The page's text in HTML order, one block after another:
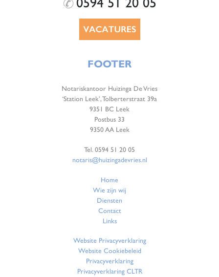
FOOTER
Notariskantoor Huizinga De Vries
‘Station Leek’, Tolberterstraat 39a
9351 BC Leek
Postbus 33
9350 AA Leek
Tel. 0594 51 20 05
notaris@huizingadevries.nl
Home
Wie zijn wij
Diensten
Contact
Links
Website Privacyverklaring
Website Cookiebeleid
Privacyverklaring
Privacyverklaring CLTR